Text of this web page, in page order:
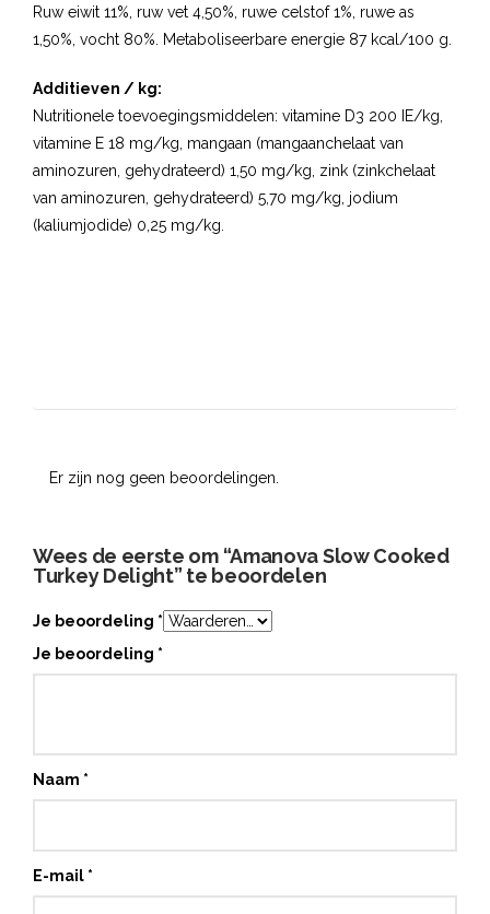
Ruw eiwit 11%, ruw vet 4,50%, ruwe celstof 1%, ruwe as
1,50%, vocht 80%. Metaboliseerbare energie 87 kcal/100 g.
Additieven / kg:
Nutritionele toevoegingsmiddelen: vitamine D3 200 IE/kg,
vitamine E 18 mg/kg, mangaan (mangaanchelaat van
aminozuren, gehydrateerd) 1,50 mg/kg, zink (zinkchelaat
van aminozuren, gehydrateerd) 5,70 mg/kg, jodium
(kaliumjodide) 0,25 mg/kg.
Er zijn nog geen beoordelingen.
Wees de eerste om “Amanova Slow Cooked
Turkey Delight” te beoordelen
Je beoordeling *
Je beoordeling *
Naam *
E-mail *